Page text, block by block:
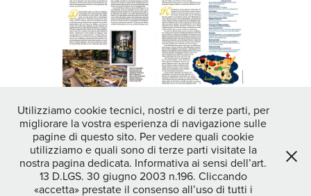
↑ Back to Top
STEFANO OPPO photographer|video maker - DOC CREATIVITY
MILANO SOC COOP - c.f./p.iva 04464170234 COD.SDI - SUBM70N
Utilizziamo cookie tecnici, nostri e di terze parti, per
migliorare la vostra esperienza di navigazione sulle
pagine di questo sito. Per vedere quali cookie
utilizziamo e quali sono di terze parti visitate la
nostra pagina dedicata. Informativa ai sensi dell’art.
13 D.LGS. 30 giugno 2003 n.196. Cliccando
«accetta» prestate il consenso all’uso di tutti i